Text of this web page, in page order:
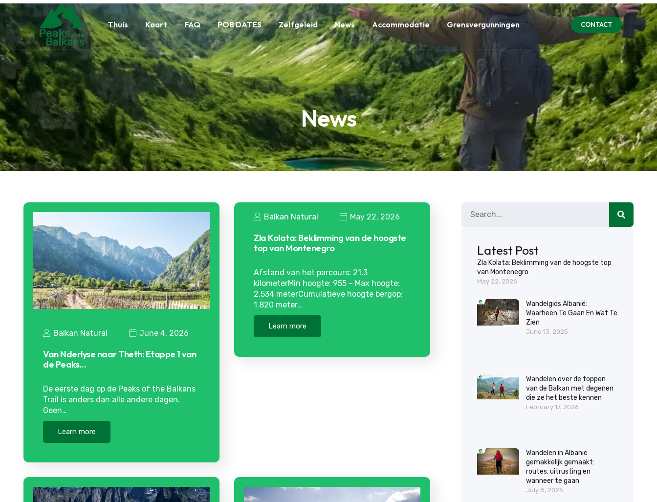
Thuis Kaart FAQ POB DATES Zelfgeleid News Accommodatie Grensvergunningen CONTACT
News
Balkan Natural June 4, 2026
Van Nderlyse naar Theth: Etappe 1 van
de Peaks…
De eerste dag op de Peaks of the Balkans
Trail is anders dan alle andere dagen.
Geen…
Learn more
Balkan Natural May 22, 2026
Zla Kolata: Beklimming van de hoogste
top van Montenegro
Afstand van het parcours: 21,3
kilometerMin hoogte: 955 – Max hoogte:
2.534 meterCumulatieve hoogte bergop:
1.820 meter…
Learn more
Latest Post
Zla Kolata: Beklimming van de hoogste top
van Montenegro
May 22, 2026
Wandelgids Albanië:
Waarheen Te Gaan En Wat Te
Zien
June 13, 2025
Wandelen over de toppen
van de Balkan met degenen
die ze het beste kennen
February 17, 2026
Wandelen in Albanië
gemakkelijk gemaakt:
routes, uitrusting en
wanneer te gaan
July 8, 2025